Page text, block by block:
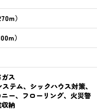
）
）
ス
テム、シックハウス対策、
ー、フローリング、火災警
納